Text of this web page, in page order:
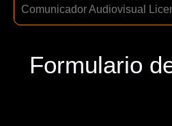
Comunicador Audiovisual
Formulario